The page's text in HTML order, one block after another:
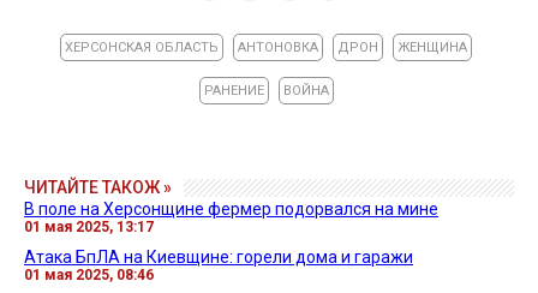
ХЕРСОНСКАЯ ОБЛАСТЬ АНТОНОВКА ДРОН ЖЕНЩИНА
РАНЕНИЕ ВОЙНА
ЧИТАЙТЕ ТАКОЖ »
В поле на Херсонщине фермер подорвался на мине
01 мая 2025, 13:17
Атака БпЛА на Киевщине: горели дома и гаражи
01 мая 2025, 08:46